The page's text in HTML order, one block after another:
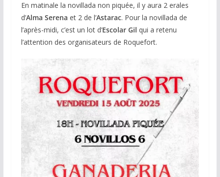
En matinale la novillada non piquée, il y aura 2 erales
d’Alma Serena et 2 de l’Astarac. Pour la novillada de
l’après-midi, c’est un lot d’Escolar Gil qui a retenu
l’attention des organisateurs de Roquefort.